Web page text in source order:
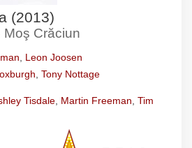
(2013)
Moş Crăciun
Leon Joosen
Tony Nottage
Tisdale Martin Freeman Tim